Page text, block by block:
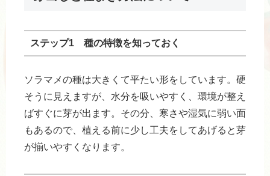
ステップ1 種の特徴を知っておく
ソラマメの種は大きくて平たい形をしています。硬
そうに見えますが、水分を吸いやすく、環境が整え
ばすぐに芽が出ます。その分、寒さや湿気に弱い面
もあるので、植える前に少し工夫をしてあげると芽
が揃いやすくなります。